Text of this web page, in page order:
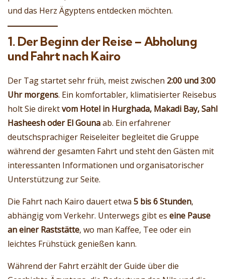
und das Herz Ägyptens entdecken möchten.
1. Der Beginn der Reise – Abholung
und Fahrt nach Kairo
Der Tag startet sehr früh, meist zwischen 2:00 und 3:00
Uhr morgens. Ein komfortabler, klimatisierter Reisebus
holt Sie direktvom Hotel in Hurghada, Makadi Bay, Sahl
Hasheesh oder El Gounaab. Ein erfahrener
deutschsprachiger Reiseleiter begleitet die Gruppe
während der gesamten Fahrt und steht den Gästen mit
interessanten Informationen und organisatorischer
Unterstützung zur Seite.
Die Fahrt nach Kairo dauert etwa 5 bis 6 Stunden,
abhängig vom Verkehr. Unterwegs gibt es eine Pause
an einer Raststätte, wo man Kaffee, Tee oder ein
leichtes Frühstück genießen kann.
Während der Fahrt erzählt der Guide über die